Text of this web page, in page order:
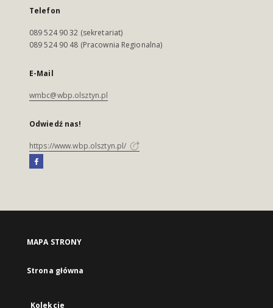
Telefon
089 524 90 32 (sekretariat)
089 524 90 48 (Pracownia Regionalna)
E-Mail
wmbc@wbp.olsztyn.pl
Odwiedź nas!
https://www.wbp.olsztyn.pl/
MAPA STRONY
Strona główna
Kolekcje